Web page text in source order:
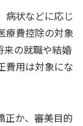
病状などに応じ
療費控除の対象
来の就職や結婚
費用は対象にな
正か、審美目的